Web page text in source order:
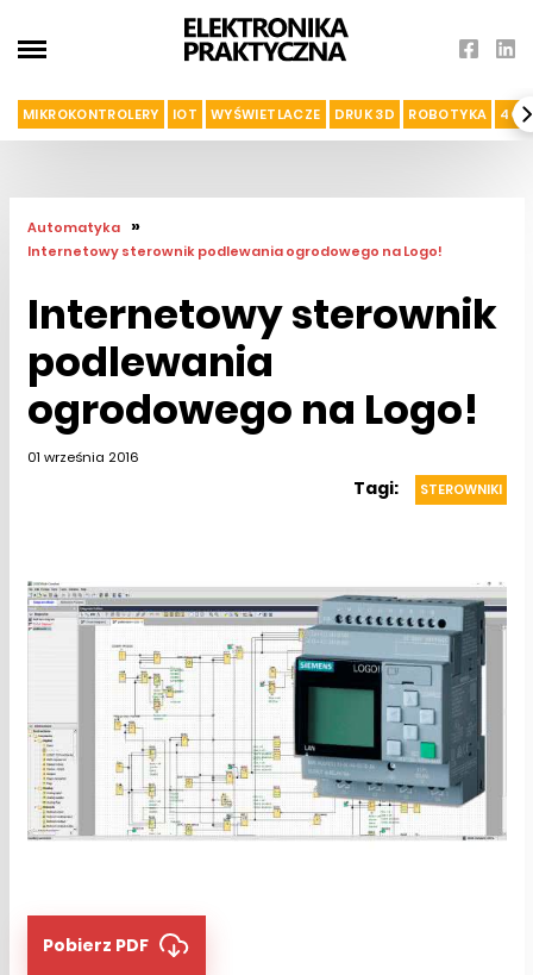
MIKROKONTROLERY IOT WYŚWIETLACZE DRUK 3D ROBOTYKA 4G I
Automatyka »
Internetowy sterownik podlewania ogrodowego na Logo!
Internetowy sterownik
podlewania
ogrodowego na Logo!
01 września 2016
Tagi: STEROWNIKI
Pobierz PDF